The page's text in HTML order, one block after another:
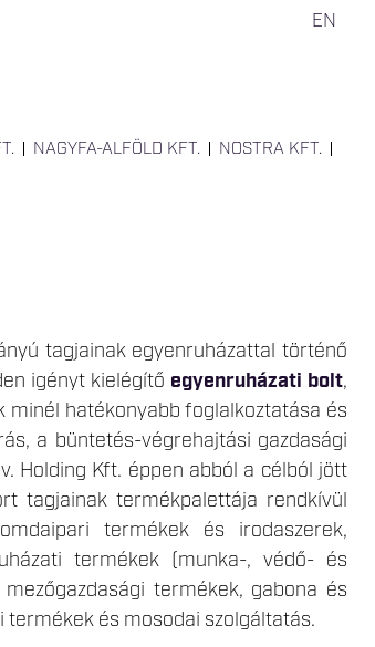
EN
NAGYFA-ALFÖLD KFT.
NOSTRA KFT.
tagjainak egyenruházattal történő
igényt kielégítő egyenruházati bolt,
hatékonyabb foglalkoztatása és
a büntetés-végrehajtási gazdasági
Holding Kft. éppen abból a célból jött
tagjainak termékpalettája rendkívül
termékek és irodaszerek,
termékek (munka-, védő- és
termékek, gabona és
és mosodai szolgáltatás.